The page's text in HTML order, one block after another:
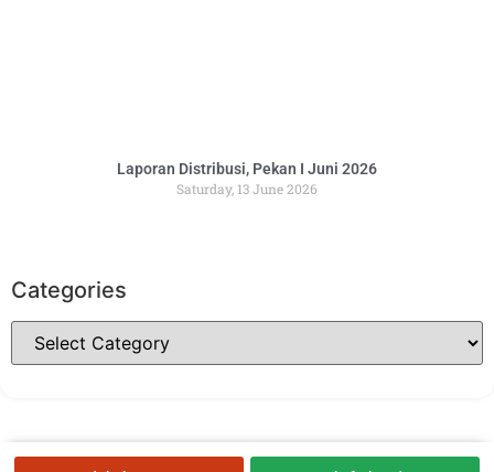
Laporan Distribusi, Pekan I Juni 2026
Saturday, 13 June 2026
Categories